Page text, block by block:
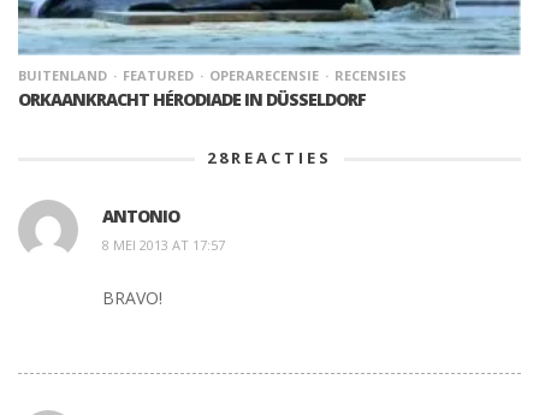
BUITENLAND FEATURED OPERARECENSIE RECENSIES
ORKAANKRACHT HÉRODIADE IN DÜSSELDORF
28REACTIES
ANTONIO
8 MEI 2013 AT 17:57
BRAVO!